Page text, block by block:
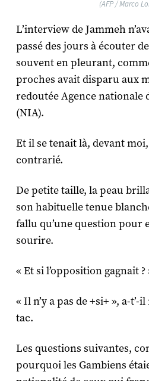
(AFP / Marco
L’interview de Jammeh
passé des jours à écouter
souvent en pleurant,
proches avait disparu aux
redoutée Agence nationale
(NIA).
Et il se tenait là, devant
contrarié.
De petite taille, la peau
son habituelle tenue
fallu qu’une question pour
sourire.
« Et si l’opposition gagnait ?
« Il n’y a pas de +si+ », a-
tac.
Les questions suivantes,
pourquoi les Gambiens